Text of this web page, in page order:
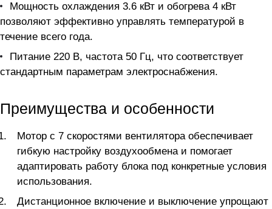
Мощность охлаждения 3.6 кВт и обогрева 4 кВт
позволяют эффективно управлять температурой в
течение всего года.
Питание 220 В, частота 50 Гц, что соответствует
стандартным параметрам электроснабжения.
Преимущества и особенности
Мотор с 7 скоростями вентилятора обеспечивает
гибкую настройку воздухообмена и помогает
адаптировать работу блока под конкретные условия
использования.
Дистанционное включение и выключение упрощают